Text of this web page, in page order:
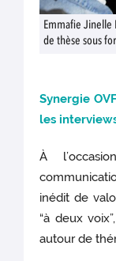
Emmafie Jinelle
de thèse sous
Synergie
les
À
inédit de
“à deux
autour de